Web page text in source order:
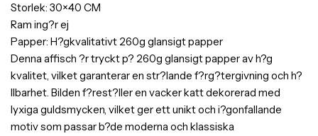
Storlek: 30×40 CM
Ram ing?r ej
Papper: H?gkvalitativt 260g glansigt papper
Denna affisch ?r tryckt p? 260g glansigt papper av h?g
kvalitet, vilket garanterar en str?lande f?rg?tergivning och h?
llbarhet. Bilden f?rest?ller en vacker katt dekorerad med
lyxiga guldsmycken, vilket ger ett unikt och i?gonfallande
motiv som passar b?de moderna och klassiska